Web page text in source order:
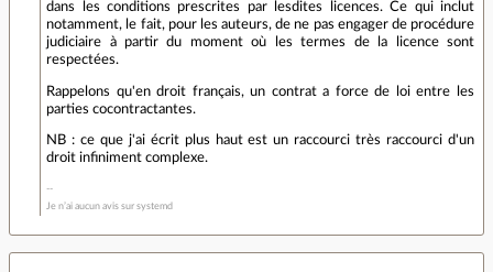
dans les conditions prescrites par lesdites licences. Ce qui inclut
notamment, le fait, pour les auteurs, de ne pas engager de procédure
judiciaire à partir du moment où les termes de la licence sont
respectées.
Rappelons qu'en droit français, un contrat a force de loi entre les
parties cocontractantes.
NB : ce que j'ai écrit plus haut est un raccourci très raccourci d'un
droit infiniment complexe.
Je n’ai aucun avis sur systemd